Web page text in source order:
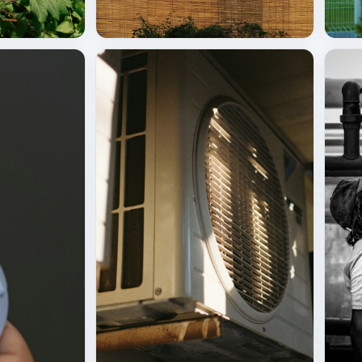
Çatı / merkezi HVAC